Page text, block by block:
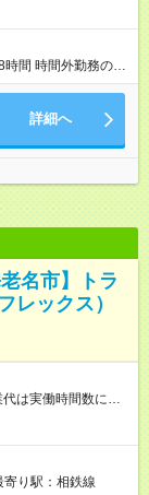
間 時間外勤務の可
、変動あり。
詳細へ
名市】トラ
レックス）
は実働時間数に応
。 試用期間につい
は、確定拠出年金
り駅：相鉄線